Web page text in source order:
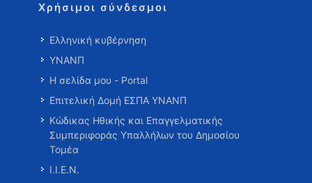
Χρήσιμοι σύνδεσμοι
Ελληνική κυβέρνηση
ΥΝΑΝΠ
Η σελίδα μου - Portal
Επιτελική Δομή ΕΣΠΑ ΥΝΑΝΠ
Κώδικας Ηθικής και Επαγγελματικής
Συμπεριφοράς Υπαλλήλων του Δημοσίου
Τομέα
Ι.Ι.Ε.Ν.